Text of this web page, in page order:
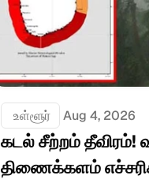
உள்ளூர் Aug 4, 2026
கடல் சீற்றம்
திணைக்களம்